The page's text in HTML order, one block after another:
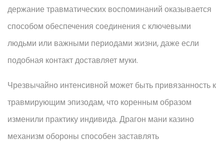
держание травматических воспоминаний оказывается
способом обеспечения соединения с ключевыми
людьми или важными периодами жизни, даже если
подобная контакт доставляет муки.
Чрезвычайно интенсивной может быть привязанность к
травмирующим эпизодам, что коренным образом
изменили практику индивида. Драгон мани казино
механизм обороны способен заставлять